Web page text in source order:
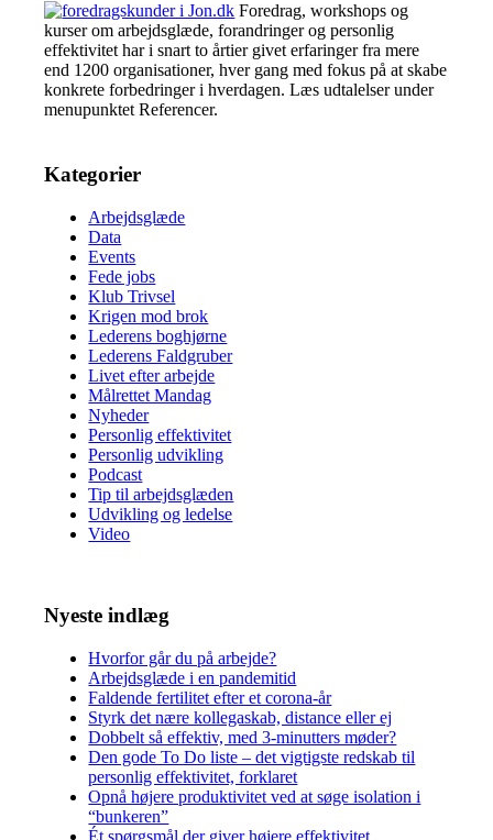
Foredrag, workshops og
kurser om arbejdsglæde, forandringer og personlig
effektivitet har i snart to årtier givet erfaringer fra mere
end 1200 organisationer, hver gang med fokus på at skabe
konkrete forbedringer i hverdagen. Læs udtalelser under
menupunktet Referencer.
Kategorier
Arbejdsglæde
Data
Events
Fede jobs
Klub Trivsel
Krigen mod brok
Lederens boghjørne
Lederens Faldgruber
Livet efter arbejde
Målrettet Mandag
Nyheder
Personlig effektivitet
Personlig udvikling
Podcast
Tip til arbejdsglæden
Udvikling og ledelse
Video
Nyeste indlæg
Hvorfor går du på arbejde?
Arbejdsglæde i en pandemitid
Faldende fertilitet efter et corona-år
Styrk det nære kollegaskab, distance eller ej
Dobbelt så effektiv, med 3-minutters møder?
Den gode To Do liste – det vigtigste redskab til
personlig effektivitet, forklaret
Opnå højere produktivitet ved at søge isolation i
“bunkeren”
Ét spørgsmål der giver højere effektivitet